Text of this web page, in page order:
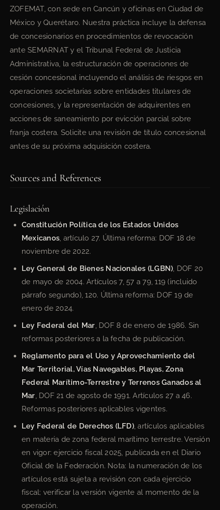
ZOFEMAT, con sede en Cancún y oficinas en Ciudad de
México y Querétaro. Nuestra práctica incluye la defensa
de concesionarios en procedimientos de revocación
ante SEMARNAT y el Tribunal Federal de Justicia
Administrativa, la estructuración de operaciones de
cesión concesional incluyendo el análisis de riesgos en
operaciones societarias sobre entidades titulares de
concesiones, y la representación de adquirentes en
acciones de saneamiento por evicción parcial sobre
franja costera. Solicite una revisión de título concesional
antes de su próxima adquisición costera.
Sources and References
Legislación
Constitución Política de los Estados Unidos
Mexicanos , artículo 27. Última reforma: DOF 18 de
noviembre de 2022.
Ley General de Bienes Nacionales (LGBN) , DOF 20
de mayo de 2004. Artículos 7, 57 a 79, 119 (incluido
párrafo segundo), 120. Última reforma: DOF 19 de
enero de 2024.
Ley Federal del Mar , DOF 8 de enero de 1986. Sin
reformas posteriores a la fecha de publicación.
Reglamento para el Uso y Aprovechamiento del
Mar Territorial, Vías Navegables, Playas, Zona
Federal Marítimo-Terrestre y Terrenos Ganados al
Mar , DOF 21 de agosto de 1991. Artículos 27 a 46.
Reformas posteriores aplicables vigentes.
Ley Federal de Derechos (LFD), artículos aplicables
en materia de zona federal marítimo terrestre. Versión
en vigor: ejercicio fiscal 2025, publicada en el Diario
Oficial de la Federación. Nota: la numeración de los
artículos está sujeta a revisión con cada ejercicio
fiscal; verificar la versión vigente al momento de la
operación.